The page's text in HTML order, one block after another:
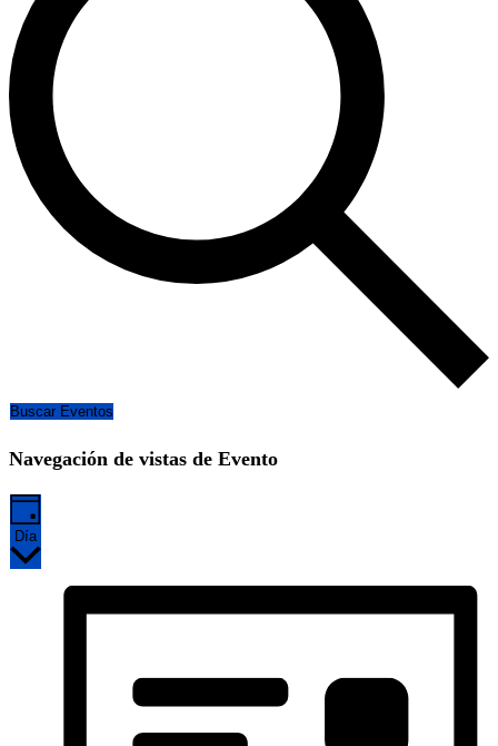
Buscar Eventos
Navegación de vistas de Evento
Día